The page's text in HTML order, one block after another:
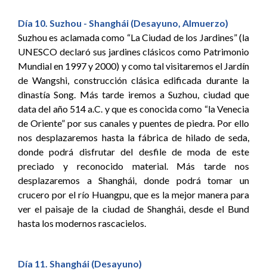
Día 10. Suzhou - Shanghái (Desayuno, Almuerzo)
Suzhou es aclamada como “La Ciudad de los Jardines” (la
UNESCO declaró sus jardines clásicos como Patrimonio
Mundial en 1997 y 2000) y como tal visitaremos el Jardín
de Wangshi, construcción clásica edificada durante la
dinastía Song. Más tarde iremos a Suzhou, ciudad que
data del año 514 a.C. y que es conocida como “la Venecia
de Oriente” por sus canales y puentes de piedra. Por ello
nos desplazaremos hasta la fábrica de hilado de seda,
donde podrá disfrutar del desfile de moda de este
preciado y reconocido material. Más tarde nos
desplazaremos a Shanghái, donde podrá tomar un
crucero por el río Huangpu, que es la mejor manera para
ver el paisaje de la ciudad de Shanghái, desde el Bund
hasta los modernos rascacielos.
Día 11. Shanghái (Desayuno)